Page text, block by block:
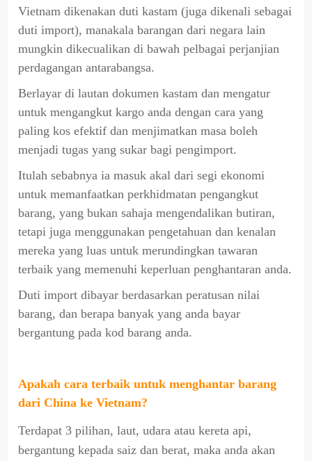
Vietnam dikenakan duti kastam (juga dikenali sebagai
duti import), manakala barangan dari negara lain
mungkin dikecualikan di bawah pelbagai perjanjian
perdagangan antarabangsa.
Berlayar di lautan dokumen kastam dan mengatur
untuk mengangkut kargo anda dengan cara yang
paling kos efektif dan menjimatkan masa boleh
menjadi tugas yang sukar bagi pengimport.
Itulah sebabnya ia masuk akal dari segi ekonomi
untuk memanfaatkan perkhidmatan pengangkut
barang, yang bukan sahaja mengendalikan butiran,
tetapi juga menggunakan pengetahuan dan kenalan
mereka yang luas untuk merundingkan tawaran
terbaik yang memenuhi keperluan penghantaran anda.
Duti import dibayar berdasarkan peratusan nilai
barang, dan berapa banyak yang anda bayar
bergantung pada kod barang anda.
Apakah cara terbaik untuk menghantar barang
dari China ke Vietnam?
Terdapat 3 pilihan, laut, udara atau kereta api,
bergantung kepada saiz dan berat, maka anda akan